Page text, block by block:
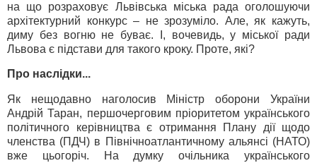
на що розраховує Львівська міська рада оголошуючи
архітектурний конкурс – не зрозуміло. Але, як кажуть,
диму без вогню не буває. І, вочевидь, у міської ради
Львова є підстави для такого кроку. Проте, які?
Про наслідки...
Як нещодавно наголосив Міністр оборони України
Андрій Таран, першочерговим пріоритетом українського
політичного керівництва є отримання Плану дії щодо
членства (ПДЧ) в Північноатлантичному альянсі (НАТО)
вже цьогоріч. На думку очільника українського